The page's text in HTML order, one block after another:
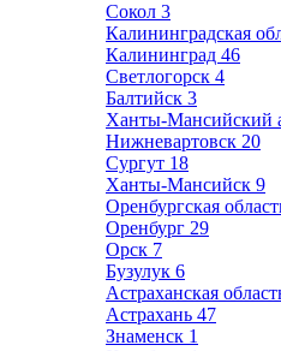
Сокол 3
Калининградская
Калининград 46
Светлогорск 4
Балтийск 3
Ханты-Мансийский
Нижневартовск 20
Сургут 18
Ханты-Мансийск 9
Оренбургская
Оренбург 29
Орск 7
Бузулук 6
Астраханская
Астрахань 47
Знаменск 1